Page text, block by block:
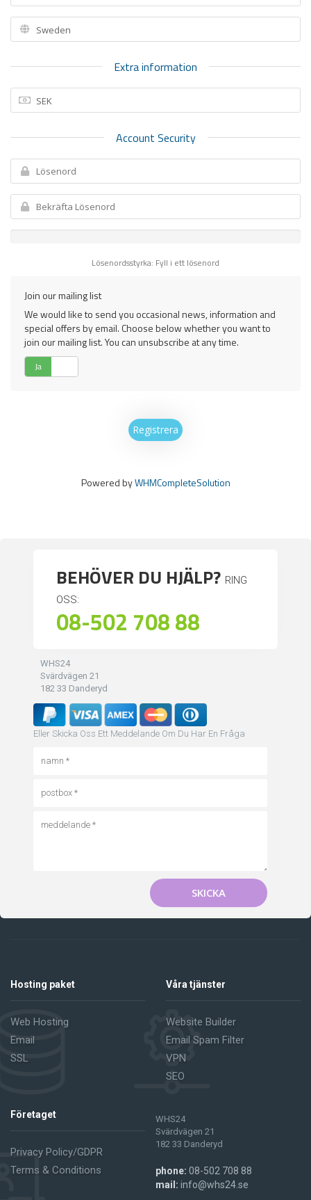
Extra information
Account Security
Lösenordsstyrka: Fyll i ett lösenord
Join our mailing list
We would like to send you occasional news, information and
special offers by email. Choose below whether you want to
join our mailing list. You can unsubscribe at any time.
Ja
Powered byWHMCompleteSolution
BEHÖVER DU HJÄLP? RING
OSS:
08-502 708 88
WHS24
Svärdvägen 21
182 33 Danderyd
Eller Skicka Oss Ett Meddelande Om Du Har En Fråga
SKICKA
Hosting paket
Web Hosting
Email
SSL
Våra tjänster
Website Builder
Email Spam Filter
VPN
SEO
Företaget
Privacy Policy/GDPR
Terms & Conditions
WHS24
Svärdvägen 21
182 33 Danderyd
phone: 08-502 708 88
mail: info@whs24.se